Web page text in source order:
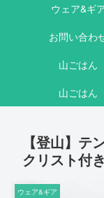
ウェア&ギ
お問い合わ
山ごはん
山ごはん
【登山】
クリスト付き
ウェア&ギア